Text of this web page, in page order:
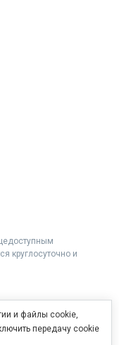
круглосуточно и
и файлы cookie,
передачу cookie